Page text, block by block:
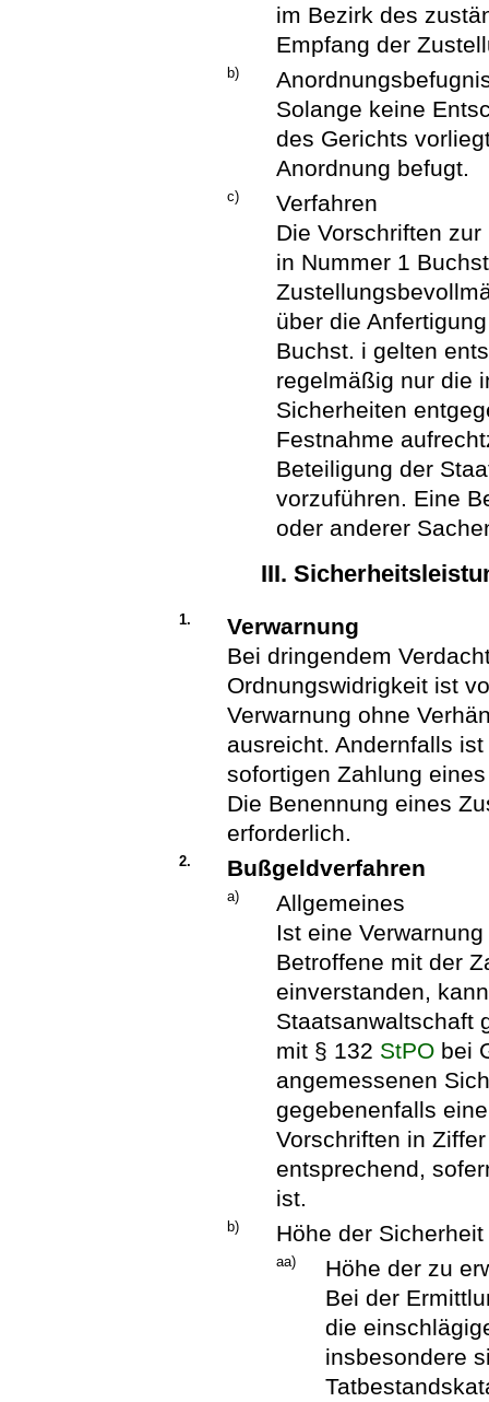
im Bezirk des
Empfang der
b)
Solange keine
des Gerichts
Anordnung befugt.
c)
Verfahren
Die Vorschriften
in Nummer 1
über die
Buchst. i gelten
regelmäßig nur die
Sicherheiten
Festnahme
Beteiligung der
vorzuführen. Eine
oder anderer
III.
1.
Verwarnung
Bei dringendem
Ordnungswidrigkeit ist
Verwarnung ohne
ausreicht. Andernfalls
sofortigen Zahlung
Die Benennung eines
erforderlich.
2. Bußgeldverfahren
a)
Allgemeines
Ist eine
Betroffene mit der
einverstanden,
Staatsanwaltschaft
mit § 132 StPO bei
angemessenen
gegebenenfalls
Vorschriften in
entsprechend,
ist.
b) Höhe der Sicherheit
aa)
Höhe der zu
Bei der
die
insbesondere